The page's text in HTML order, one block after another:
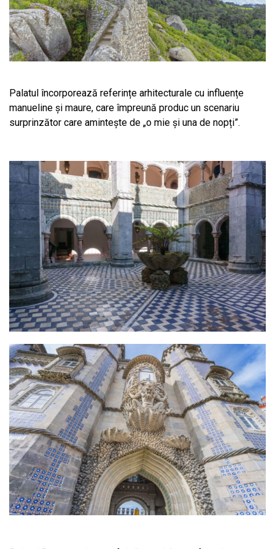
Palatul încorporează referințe arhitecturale cu influențe
manueline și maure, care împreună produc un scenariu
surprinzător care amintește de „o mie și una de nopți”.